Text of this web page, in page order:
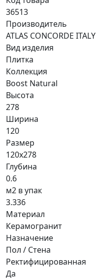
36513
Производитель
ATLAS CONCORDE ITALY
Вид изделия
Плитка
Коллекция
Boost Natural
Высота
278
Ширина
120
Размер
120x278
Глубина
0.6
м2 в упак
3.336
Материал
Керамогранит
Назначение
Пол / Стена
Ректифицированная
Да